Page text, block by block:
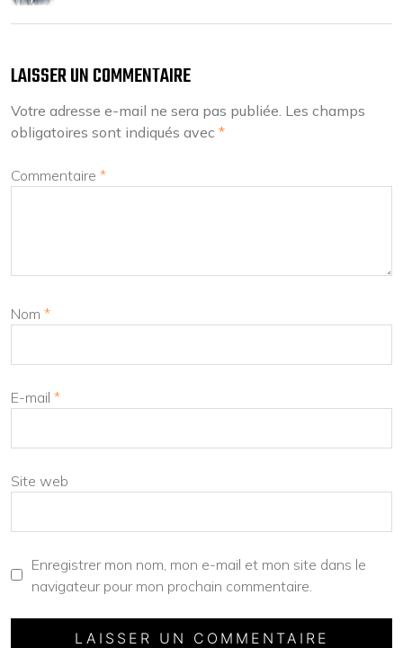
LAISSER UN COMMENTAIRE
Votre adresse e-mail ne sera pas publiée. Les champs
obligatoires sont indiqués avec *
Commentaire *
Nom *
E-mail *
Site web
Enregistrer mon nom, mon e-mail et mon site dans le
navigateur pour mon prochain commentaire.